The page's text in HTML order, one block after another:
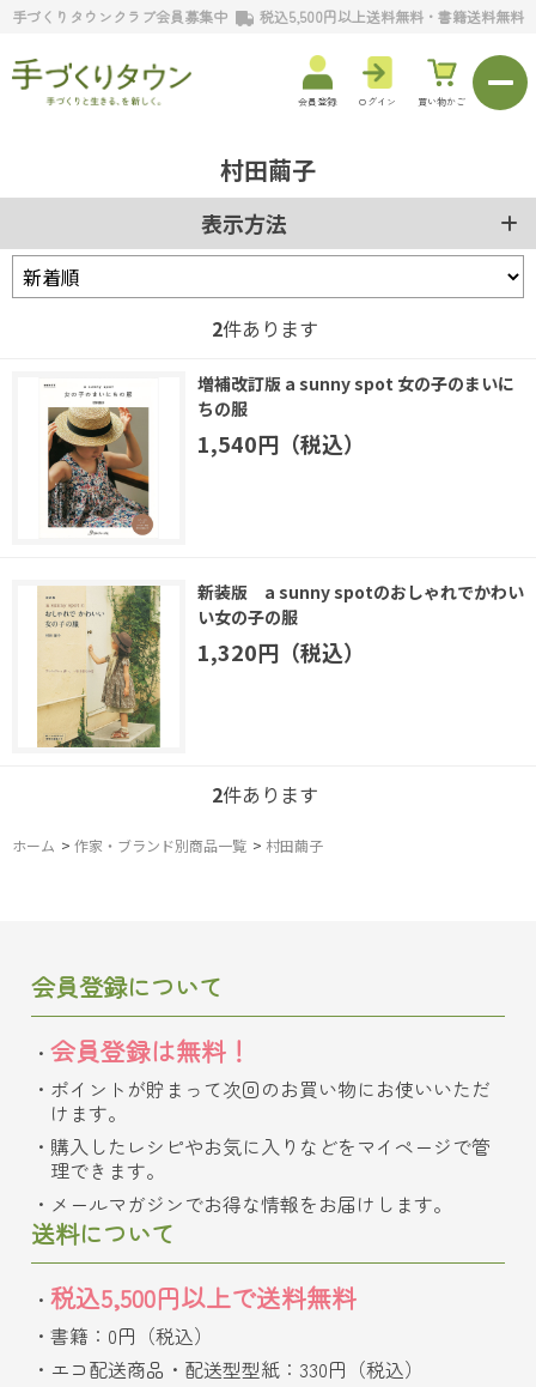
手づくりタウンクラブ会員募集中 税込5,500円以上送料無料・書籍送料無料
会員登録 ログイン 買い物かご
村田繭子
表示方法
2件あります
増補改訂版 a sunny spot 女の子のまいに
ちの服
1,540円（税込）
新装版 a sunny spotのおしゃれでかわい
い女の子の服
1,320円（税込）
2件あります
ホーム > 作家・ブランド別商品一覧 > 村田繭子
会員登録について
会員登録は無料！
ポイントが貯まって次回のお買い物にお使いいただ
けます。
購入したレシピやお気に入りなどをマイページで管
理できます。
メールマガジンでお得な情報をお届けします。
送料について
税込5,500円以上で送料無料
書籍：0円（税込）
エコ配送商品・配送型型紙：330円（税込）